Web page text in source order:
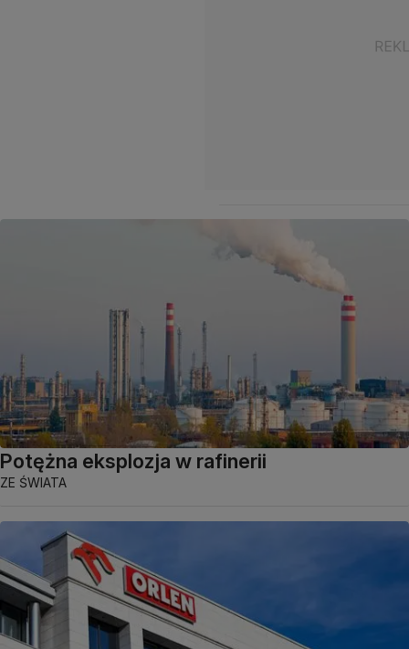
Potężna eksplozja w rafinerii
ZE ŚWIATA